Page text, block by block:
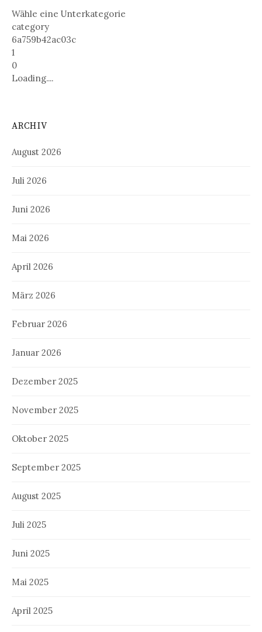
Wähle eine Unterkategorie
category
6a759b42ac03c
1
0
Loading....
ARCHIV
August 2026
Juli 2026
Juni 2026
Mai 2026
April 2026
März 2026
Februar 2026
Januar 2026
Dezember 2025
November 2025
Oktober 2025
September 2025
August 2025
Juli 2025
Juni 2025
Mai 2025
April 2025